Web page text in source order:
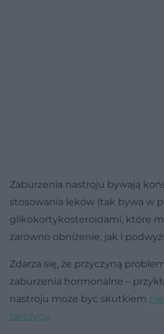
Zaburzenia nastroju bywają
stosowania leków (tak bywa w
glikokortykosteroidami, które
zarówno obniżenie, jak i
Zdarza się, że przyczyną
zaburzenia hormonalne –
nastroju może być skutkiem
tarczycy.